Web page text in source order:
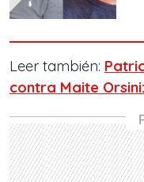
Leer también:
contra Maite